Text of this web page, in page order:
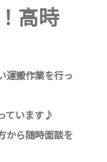
高時
運搬作業を行っ
ています♪
から随時面談を